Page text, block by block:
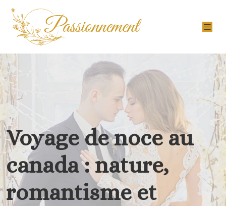
Voyage de noce au
canada : nature,
romantisme et